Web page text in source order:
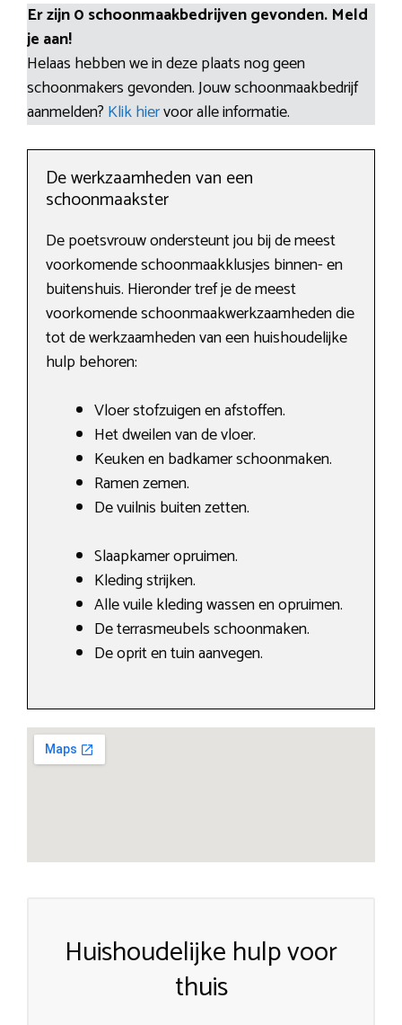
Er zijn 0 schoonmaakbedrijven gevonden. Meld
je aan!
Helaas hebben we in deze plaats nog geen
schoonmakers gevonden. Jouw schoonmaakbedrijf
aanmelden? Klik hiervoor alle informatie.
De werkzaamheden van een
schoonmaakster
De poetsvrouw ondersteunt jou bij de meest
voorkomende schoonmaakklusjes binnen- en
buitenshuis. Hieronder tref je de meest
voorkomende schoonmaakwerkzaamheden die
tot de werkzaamheden van een huishoudelijke
hulp behoren:
Vloer stofzuigen en afstoffen.
Het dweilen van de vloer.
Keuken en badkamer schoonmaken.
Ramen zemen.
De vuilnis buiten zetten.
Slaapkamer opruimen.
Kleding strijken.
Alle vuile kleding wassen en opruimen.
De terrasmeubels schoonmaken.
De oprit en tuin aanvegen.
Huishoudelijke hulp voor
thuis